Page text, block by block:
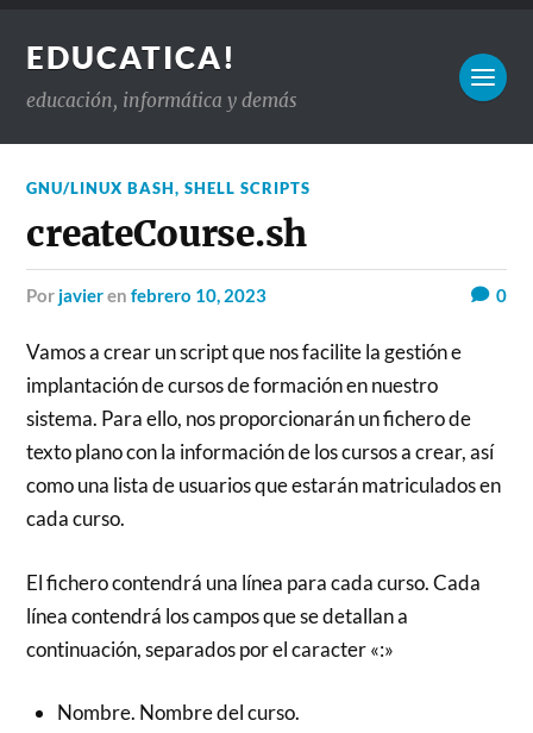
EDUCATICA!
educación, informática y demás
GNU/LINUX BASH,SHELL SCRIPTS
createCourse.sh
por javierenfebrero 10, 2023 0
Vamos a crear un script que nos facilite la gestión e
implantación de cursos de formación en nuestro
sistema. Para ello, nos proporcionarán un fichero de
texto plano con la información de los cursos a crear, así
como una lista de usuarios que estarán matriculados en
cada curso.
El fichero contendrá una línea para cada curso. Cada
línea contendrá los campos que se detallan a
continuación, separados por el caracter «:»
Nombre. Nombre del curso.